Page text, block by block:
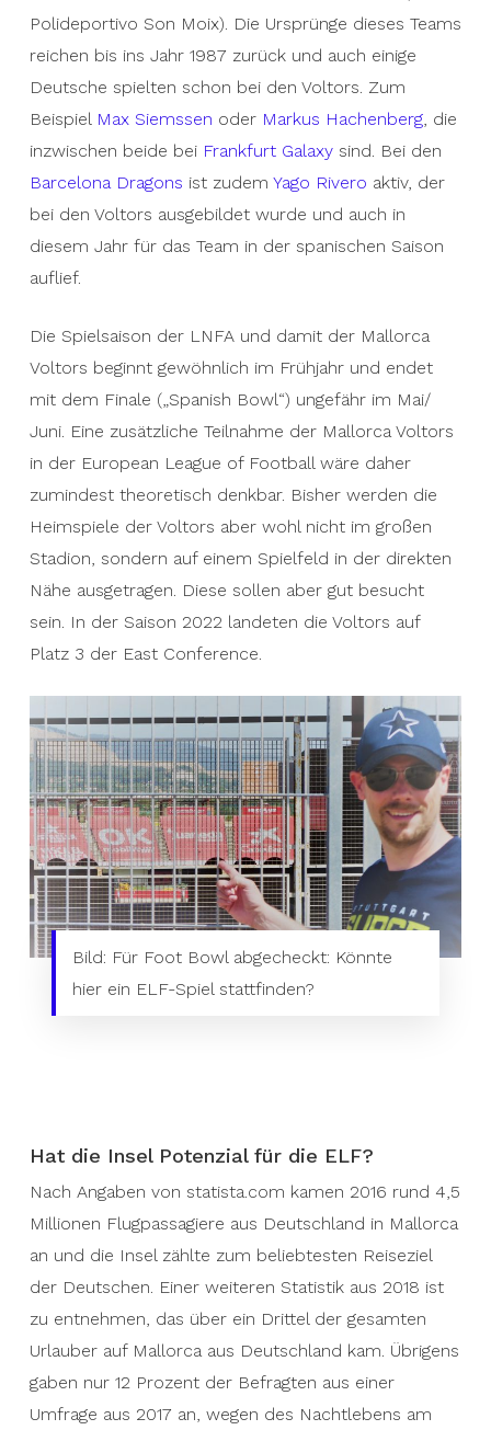
the immediate vicinity of the RCD stadium (in the
Polideportivo Son Moix). The origins of this team
go back to 1987 and some Germans also played
for the Voltors. For example
Markus Hachenberg
, both of whom are now at
, who trained with
the Voltors and also played for the team in the
Spanish season this year, is also active with the
Voltors usually begins in spring and ends with the
final („Spanish Bowl“) around May/June. An
additional participation of the Mallorca Voltors in
least theoretically conceivable. So far, however,
been played in the big stadium, but on a field
nearby. However, these should be well attended.
In the 2022 season, the Voltors ended up 3rd in
Picture: Checked out for Foot Bowl: Could an ELF
game be happening here?
2016, and the island was one of the most
popular travel destinations for Germans. Another
statistic from 2018 shows that more than a third
of all vacationers on Mallorca came from
Germany. Incidentally, only 12 percent of
respondents from a survey from 2017 stated
that they wanted to spend their vacation in
Mallorca because of the nightlife at Ballermann
or El Arenal. Most of them came because of the
Polideportivo Son Moix). Die Ursprünge dieses Teams
reichen bis ins Jahr 1987 zurück und auch einige
Deutsche spielten schon bei den Voltors. Zum
Beispiel Max Siemssen oder Markus Hachenberg, die
inzwischen beide bei Frankfurt Galaxysind. Bei den
Barcelona Dragons ist zudem Yago Rivero aktiv, der
bei den Voltors ausgebildet wurde und auch in
diesem Jahr für das Team in der spanischen Saison
auflief.
Die Spielsaison der LNFA und damit der Mallorca
Voltors beginnt gewöhnlich im Frühjahr und endet
mit dem Finale („Spanish Bowl“) ungefähr im Mai/
Juni. Eine zusätzliche Teilnahme der Mallorca Voltors
in der European League of Football wäre daher
zumindest theoretisch denkbar. Bisher werden die
Heimspiele der Voltors aber wohl nicht im großen
Stadion, sondern auf einem Spielfeld in der direkten
Nähe ausgetragen. Diese sollen aber gut besucht
sein. In der Saison 2022 landeten die Voltors auf
Platz 3 der East Conference.
Bild: Für Foot Bowl abgecheckt: Könnte
hier ein ELF-Spiel stattfinden?
Hat die Insel Potenzial für die ELF?
Nach Angaben von statista.com kamen 2016 rund 4,5
Millionen Flugpassagiere aus Deutschland in Mallorca
an und die Insel zählte zum beliebtesten Reiseziel
der Deutschen. Einer weiteren Statistik aus 2018 ist
zu entnehmen, das über ein Drittel der gesamten
Urlauber auf Mallorca aus Deutschland kam. Übrigens
gaben nur 12 Prozent der Befragten aus einer
Umfrage aus 2017 an, wegen des Nachtlebens am